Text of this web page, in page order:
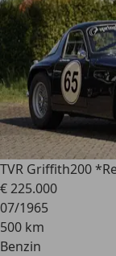
TVR Griffith200
€ 225.000
07/1965
500 km
Benzin